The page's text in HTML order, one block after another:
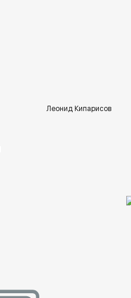
Леонид Кипарисов